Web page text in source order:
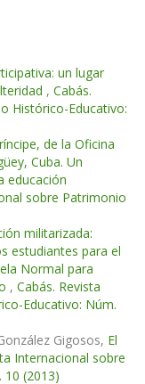
un lugar
, Cabás.
Histórico-Educativo:
de la Oficina
Cuba. Un
educación
sobre Patrimonio
militarizada:
estudiantes para el
Normal para
, Cabás. Revista
Educativo: Núm.
Gigosos, El
Internacional sobre
(2013)